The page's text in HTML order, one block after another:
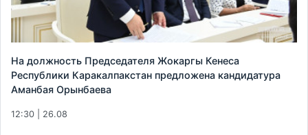
На должность Председателя Жокаргы Кенеса
Республики Каракалпакстан предложена кандидатура
Аманбая Орынбаева
12:30 | 26.08